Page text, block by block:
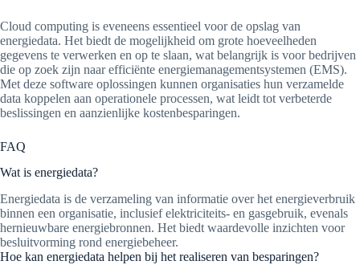
Cloud computing is eveneens essentieel voor de opslag van
energiedata. Het biedt de mogelijkheid om grote hoeveelheden
gegevens te verwerken en op te slaan, wat belangrijk is voor bedrijven
die op zoek zijn naar efficiënte energiemanagementsystemen (EMS).
Met deze software oplossingen kunnen organisaties hun verzamelde
data koppelen aan operationele processen, wat leidt tot verbeterde
beslissingen en aanzienlijke kostenbesparingen.
FAQ
Wat is energiedata?
Energiedata is de verzameling van informatie over het energieverbruik
binnen een organisatie, inclusief elektriciteits- en gasgebruik, evenals
hernieuwbare energiebronnen. Het biedt waardevolle inzichten voor
besluitvorming rond energiebeheer.
Hoe kan energiedata helpen bij het realiseren van besparingen?